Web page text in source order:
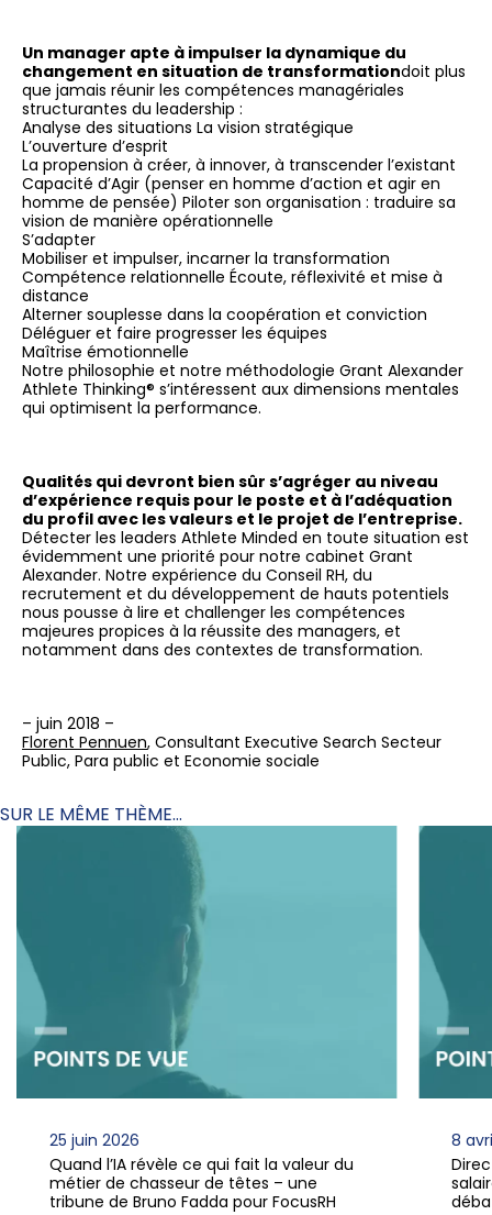
Un manager apte à impulser la dynamique du
changement en situation de transformationdoit plus
que jamais réunir les compétences managériales
structurantes du leadership :
Analyse des situations La vision stratégique
L’ouverture d’esprit
La propension à créer, à innover, à transcender l’existant
Capacité d’Agir (penser en homme d’action et agir en
homme de pensée) Piloter son organisation : traduire sa
vision de manière opérationnelle
S’adapter
Mobiliser et impulser, incarner la transformation
Compétence relationnelle Écoute, réflexivité et mise à
distance
Alterner souplesse dans la coopération et conviction
Déléguer et faire progresser les équipes
Maîtrise émotionnelle
Notre philosophie et notre méthodologie Grant Alexander
Athlete Thinking® s’intéressent aux dimensions mentales
qui optimisent la performance.
Qualités qui devront bien sûr s’agréger au niveau
d’expérience requis pour le poste et à l’adéquation
du profil avec les valeurs et le projet de l’entreprise.
Détecter les leaders Athlete Minded en toute situation est
évidemment une priorité pour notre cabinet Grant
Alexander. Notre expérience du Conseil RH, du
recrutement et du développement de hauts potentiels
nous pousse à lire et challenger les compétences
majeures propices à la réussite des managers, et
notamment dans des contextes de transformation.
– juin 2018 –
Florent Pennuen, Consultant Executive Search Secteur
Public, Para public et Economie sociale
SUR LE MÊME THÈME...
8 avril 2026
Directive sur la transparence des
salaires : ne nous trompons pas de
débat ! – une tribune de Bruno Fadda